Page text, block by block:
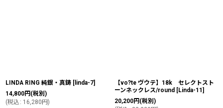
LINDA RING 純銀・真鋳 [ linda-7]
14,800円 (税別)
(税込 : 16,280円)
【vo?te ヴウテ】18k セレクトスト
ーンネックレス/round [Linda-11]
20,200円 (税別)